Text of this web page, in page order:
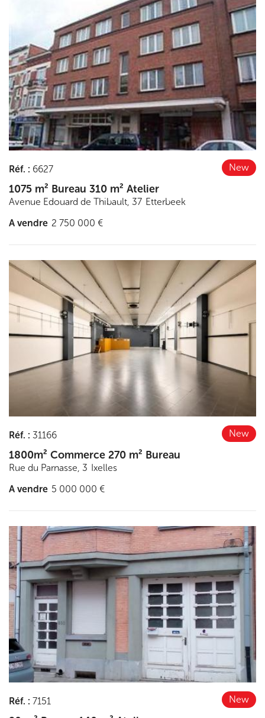
New
Réf. : 6627
1075 m² Bureau 310 m² Atelier
Avenue Edouard de Thibault, 37 Etterbeek
A vendre 2 750 000 €
New
Réf. : 31166
1800m² Commerce 270 m² Bureau
Rue du Parnasse, 3 Ixelles
A vendre 5 000 000 €
New
Réf. : 7151